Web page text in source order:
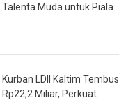
Talenta Muda untuk Piala
Kurban LDII Kaltim Tembus
Rp22,2 Miliar, Perkuat